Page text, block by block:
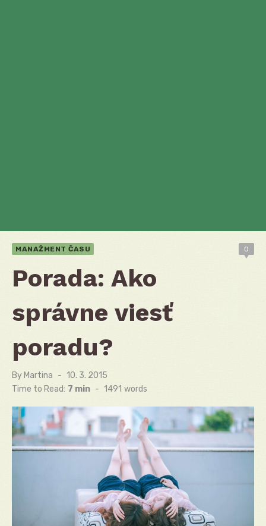
MANAŽMENT ČASU 0
Porada: Ako
správne viesť
poradu?
By Martina
Posted
on
10. 3. 2015
Time to Read: 7 min - 1491 words